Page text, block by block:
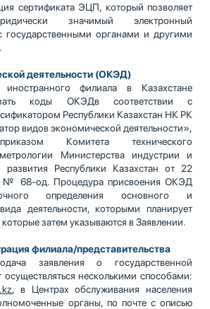
сертификата ЭЦП, который позволяет
значимый электронный
государственными органами и другими
деятельности (ОКЭД)
филиала в Казахстане
коды ОКЭДв соответствии с
Республики Казахстан НК РК
видов экономической деятельности»,
Комитета технического
Министерства индустрии и
развития Республики Казахстан от 22
№ 68-од. Процедура присвоения ОКЭД
определения основного и
деятельности, которыми планирует
затем указываются в Заявлении.
филиала/представительства
заявления о государственной
несколькими способами:
, в Центрах обслуживания населения
органы, по почте с описью